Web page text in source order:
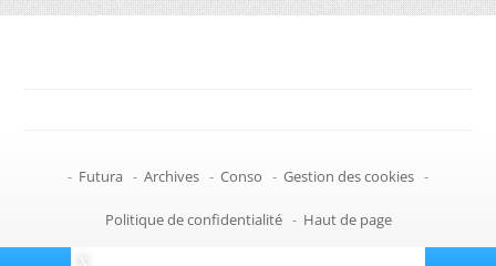
- Futura - Archives - Conso - Gestion des cookies -
Politique de confidentialité - Haut de page